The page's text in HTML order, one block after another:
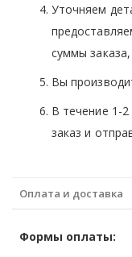
Уточняем
суммы
Вы
В течение 1-
заказ и
Оплата и доставка
Формы оплаты: